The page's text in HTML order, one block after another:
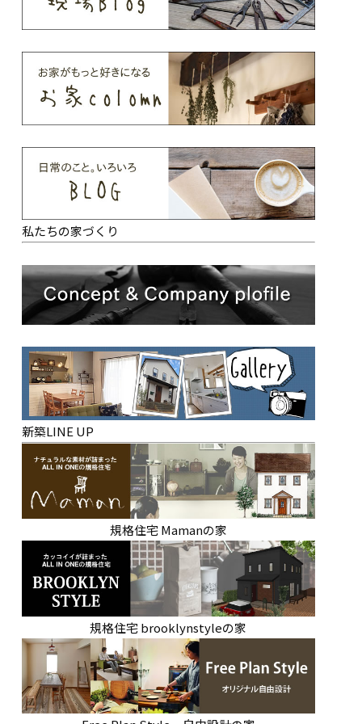
私たちの家づくり
新築LINE UP
規格住宅 Mamanの家
規格住宅 brooklynstyleの家